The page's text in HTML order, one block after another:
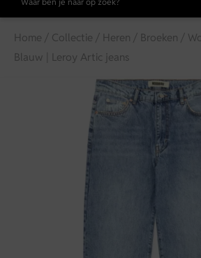
Home / Collectie / Heren / Broeken /
Blauw | Leroy Artic jeans